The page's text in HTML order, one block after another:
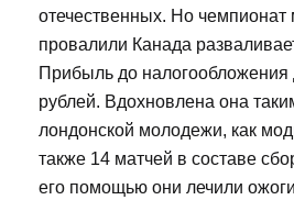
отечественных. Но
провалили Канада
Прибыль до налогообложения
рублей. Вдохновлена она
лондонской молодежи, как
также 14 матчей в составе
его помощью они лечили